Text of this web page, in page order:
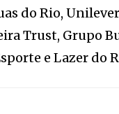
do Rio,
Trust, Grupo
e Lazer do